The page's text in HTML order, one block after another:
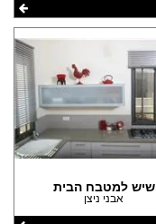
שיש למטבח הבית
אבני ניצן